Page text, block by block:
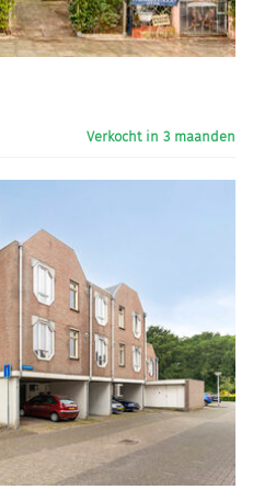
Verkocht in 3 maanden